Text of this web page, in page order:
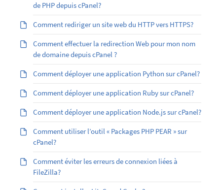
de PHP depuis cPanel?
Comment rediriger un site web du HTTP vers HTTPS?
Comment effectuer la redirection Web pour mon nom
de domaine depuis cPanel ?
Comment déployer une application Python sur cPanel?
Comment déployer une application Ruby sur cPanel?
Comment déployer une application Node.js sur cPanel?
Comment utiliser l’outil « Packages PHP PEAR » sur
cPanel?
Comment éviter les erreurs de connexion liées à
FileZilla?